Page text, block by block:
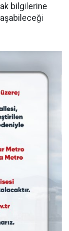
bilgilerine